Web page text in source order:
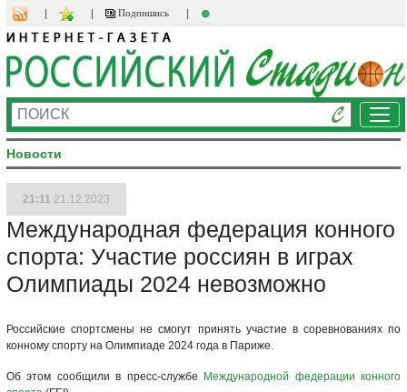
Подпишись
Новости
21:11 21.12.2023
Международная федерация конного
спорта: Участие россиян в играх
Олимпиады 2024 невозможно
Российские спортсмены не смогут принять участие в соревнованиях по
конному спорту на Олимпиаде 2024 года в Париже.
Об этом сообщили в пресс-службе
Международной федерации конного